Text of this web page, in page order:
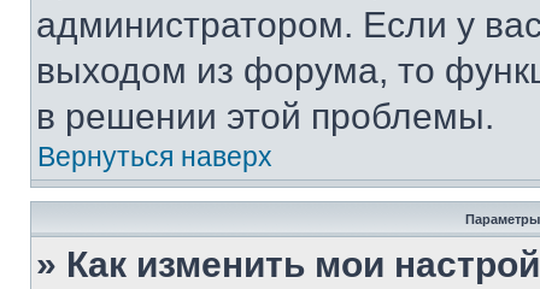
администратором. Если у
выходом из форума, то
в решении этой проблемы.
Вернуться наверх
Параметры
» Как изменить мои